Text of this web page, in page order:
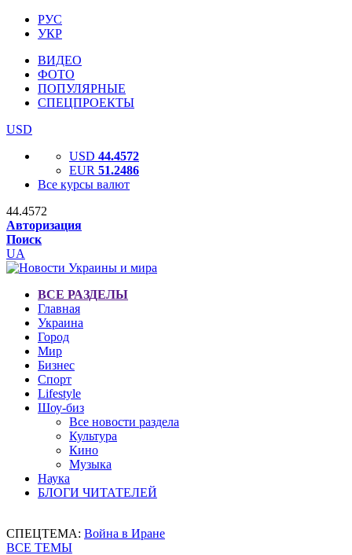
РУС
УКР
ВИДЕО
ФОТО
ПОПУЛЯРНЫЕ
СПЕЦПРОЕКТЫ
USD
USD 44.4572
EUR 51.2486
Все курсы валют
44.4572
Авторизация
Поиск
UA
ВСЕ РАЗДЕЛЫ
Главная
Украина
Город
Мир
Бизнес
Спорт
Lifestyle
Шоу-биз
Все новости раздела
Культура
Кино
Музыка
Наука
БЛОГИ ЧИТАТЕЛЕЙ
СПЕЦТЕМА: Война в Иране
ВСЕ ТЕМЫ